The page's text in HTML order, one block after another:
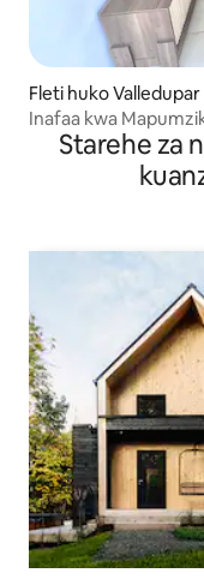
Fleti huko Valledupar
Inafaa kwa
Starehe za